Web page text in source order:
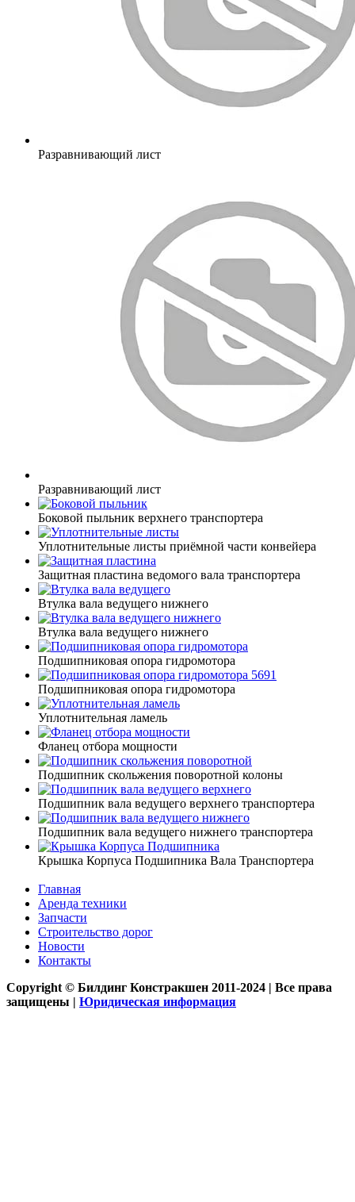
Разравнивающий лист
Разравнивающий лист
Боковой пыльник верхнего транспортера
Уплотнительные листы приёмной части конвейера
Защитная пластина ведомого вала транспортера
Втулка вала ведущего нижнего
Втулка вала ведущего нижнего
Подшипниковая опора гидромотора
Подшипниковая опора гидромотора
Уплотнительная ламель
Фланец отбора мощности
Подшипник скольжения поворотной колоны
Подшипник вала ведущего верхнего транспортера
Подшипник вала ведущего нижнего транспортера
Крышка Корпуса Подшипника Вала Транспортера
Главная
Аренда техники
Запчасти
Строительство дорог
Новости
Контакты
Copyright © Билдинг Констракшен 2011-2024 | Все права
защищены | Юридическая информация